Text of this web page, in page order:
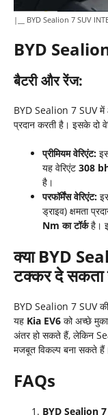
|__ BYD Sealion 7 SUV
BYD
बैटरी और रेंज:
BYD Sealion 7 SUV में
प्रदान करती है। इसके दो
प्रीमियम वेरिएंट:
यह वेरिएंट 308
है।
परफॉर्मेंस वेरिएंट:
ड्राइव) क्षमता
Nmका टॉर्कहै।
क्या BYD
टक्कर दे सकता
BYD Sealion 7 SUV
यह Kia EV6 को अच्छे
अंतर हो सकते हैं, लेकिन
मजबूत विकल्प बना सकते
FAQs
BYD Sealion